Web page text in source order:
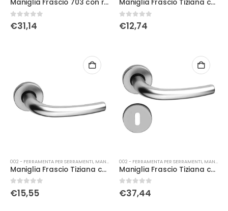
Maniglia Frascio 703 con rosetta foro normale pvd
0Su 5
€31,14
Maniglia Frascio Tiziana con placca foro normale pvd
0Su 5
€12,74
002 - FERRAMENTA PER SERRAMENTI, MANIGLIERIA
Maniglia Frascio Tiziana con placca foro yale pvd
0Su 5
€15,55
002 - FERRAMENTA PER SERRAMENTI, MANIGLIERIA
Maniglia Frascio Tiziana con rosetta foro normale pvd
0Su 5
€37,44